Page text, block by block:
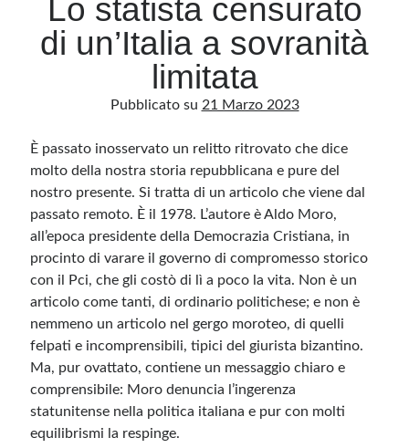
Categorie
Categorie
Questo blog non rappresenta una testata giornalistica, in quanto viene aggiornato
senza alcuna periodicità. Non può pertanto considerarsi un prodotto editoriale ai
sensi della legge n· 62 del 7.03.2001. L’autore non è responsabile di quanto
pubblicato dai lettori nei commenti ai vari post. Saranno comunque cancellati quelli
ritenuti offensivi o lesivi dell’immagine o dell’onorabilità di terzi, di genere spam,
razzisti o che contengano dati personali non conformi al rispetto delle norme sulla
privacy. Alcune immagini inserite in questo blog sono tratte da Internet e, pertanto,
considerate di pubblico dominio. Qualora la loro pubblicazione violasse eventuali
immediatamente rimosse. L’autore del blog non è responsabile dei siti collegati
Lo statista censurato
di un’Italia a sovranità
limitata
Pubblicato su 21 Marzo 2023
È passato inosservato un relitto ritrovato che dice
molto della nostra storia repubblicana e pure del
nostro presente. Si tratta di un articolo che viene dal
passato remoto. È il 1978. L’autore è Aldo Moro,
all’epoca presidente della Democrazia Cristiana, in
procinto di varare il governo di compromesso storico
con il Pci, che gli costò di lì a poco la vita. Non è un
articolo come tanti, di ordinario politichese; e non è
nemmeno un articolo nel gergo moroteo, di quelli
felpati e incomprensibili, tipici del giurista bizantino.
Ma, pur ovattato, contiene un messaggio chiaro e
comprensibile: Moro denuncia l’ingerenza
statunitense nella politica italiana e pur con molti
equilibrismi la respinge.